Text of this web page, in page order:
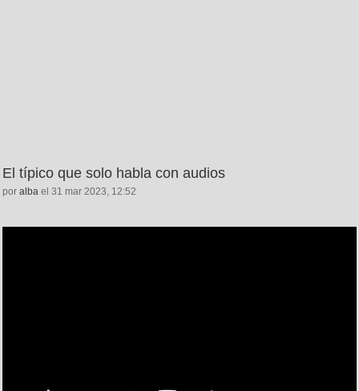
El típico que solo habla con audios
por alba el 31 mar 2023, 12:52